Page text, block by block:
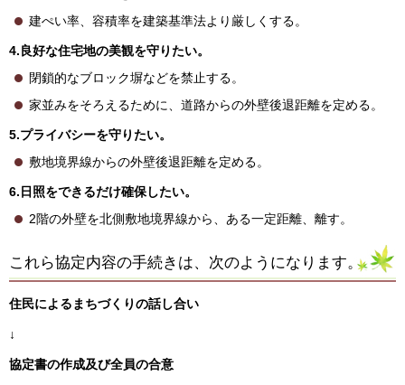
建ぺい率、容積率を建築基準法より厳しくする。
4.良好な住宅地の美観を守りたい。
閉鎖的なブロック塀などを禁止する。
家並みをそろえるために、道路からの外壁後退距離を定める。
5.プライバシーを守りたい。
敷地境界線からの外壁後退距離を定める。
6.日照をできるだけ確保したい。
2階の外壁を北側敷地境界線から、ある一定距離、離す。
これら協定内容の手続きは、次のようになります。
住民によるまちづくりの話し合い
↓
協定書の作成及び全員の合意